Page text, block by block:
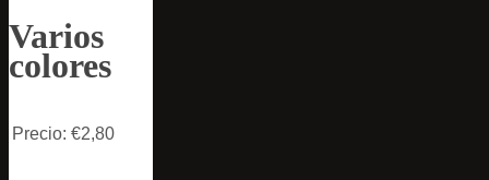
Varios
colores
Precio: €2,80